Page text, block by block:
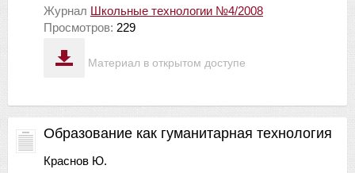
Материал в открытом доступе
Журнал Школьные технологии №4/2008
Просмотров: 229
Образование как гуманитарная технология
Краснов Ю.